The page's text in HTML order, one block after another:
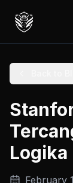
Logika
February